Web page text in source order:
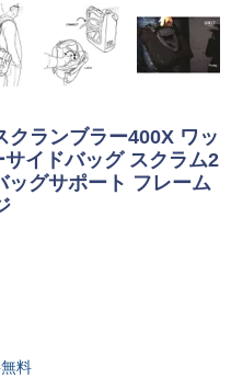
クランブラー400X ワッ
イドバッグ スクラム2
グサポート フレーム
料